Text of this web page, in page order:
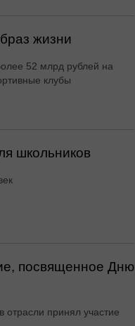
жизни
52 млрд рублей на
клубы
школьников
посвященное Дню
отрасли принял участие